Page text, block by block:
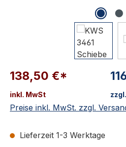
138,50 €*
inkl. MwSt
Preise inkl. MwSt. zzgl.
Lieferzeit 1-3 Werktage